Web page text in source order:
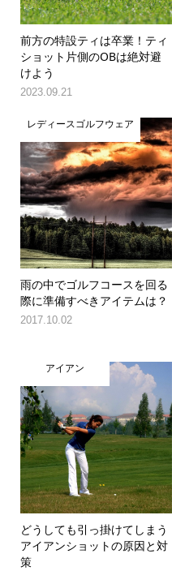
前方の特設ティは卒業！ティ
ショット片側のOBは絶対避
けよう
2023.09.21
レディースゴルフウェア
雨の中でゴルフコースを回る
際に準備すべきアイテムは？
2017.10.02
アイアン
どうしても引っ掛けてしまう
アイアンショットの原因と対
策